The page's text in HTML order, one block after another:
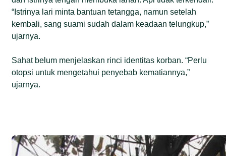
“Istrinya lari minta bantuan tetangga, namun setelah
kembali, sang suami sudah dalam keadaan telungkup,”
ujarnya.
Sahat belum menjelaskan rinci identitas korban. “Perlu
otopsi untuk mengetahui penyebab kematiannya,”
ujarnya.